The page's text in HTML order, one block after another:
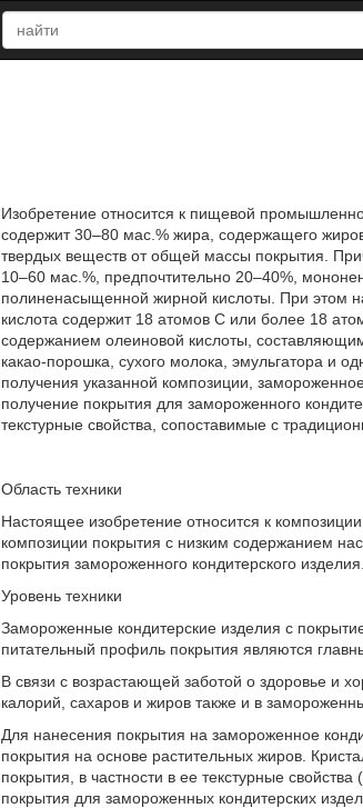
Изобретение относится к пищевой
содержит 30–80 мас.% жира, содержащего
твердых веществ от общей массы покрытия.
10–60 мас.%, предпочтительно 20–40%,
полиненасыщенной жирной кислоты. При этом
кислота содержит 18 атомов C или более 18
содержанием олеиновой кислоты,
какао-порошка, сухого молока, эмульгатора и
получения указанной композиции,
получение покрытия для замороженного
текстурные свойства, сопоставимые с
Область техники
Настоящее изобретение относится к
композиции покрытия с низким содержанием
покрытия замороженного кондитерского изделия.
Уровень техники
Замороженные кондитерские изделия с
питательный профиль покрытия являются
В связи с возрастающей заботой о здоровье и
калорий, сахаров и жиров также и в
Для нанесения покрытия на замороженное
покрытия на основе растительных жиров.
покрытия, в частности в ее текстурные
покрытия для замороженных кондитерских